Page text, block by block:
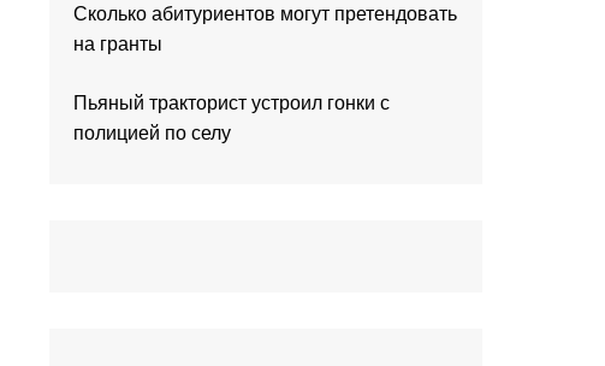
Сколько абитуриентов могут претендовать
на гранты
Пьяный тракторист устроил гонки с
полицией по селу